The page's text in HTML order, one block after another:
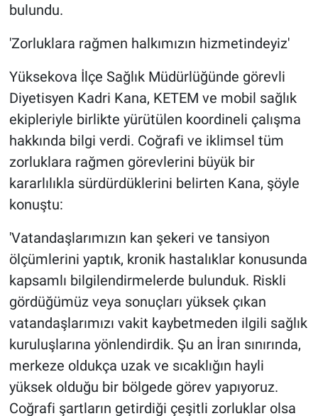
bulundu.
'Zorluklara rağmen halkımızın hizmetindeyiz'
Yüksekova İlçe Sağlık Müdürlüğünde görevli
Diyetisyen Kadri Kana, KETEM ve mobil sağlık
ekipleriyle birlikte yürütülen koordineli çalışma
hakkında bilgi verdi. Coğrafi ve iklimsel tüm
zorluklara rağmen görevlerini büyük bir
kararlılıkla sürdürdüklerini belirten Kana, şöyle
konuştu:
'Vatandaşlarımızın kan şekeri ve tansiyon
ölçümlerini yaptık, kronik hastalıklar konusunda
kapsamlı bilgilendirmelerde bulunduk. Riskli
gördüğümüz veya sonuçları yüksek çıkan
vatandaşlarımızı vakit kaybetmeden ilgili sağlık
kuruluşlarına yönlendirdik. Şu an İran sınırında,
merkeze oldukça uzak ve sıcaklığın hayli
yüksek olduğu bir bölgede görev yapıyoruz.
Coğrafi şartların getirdiği çeşitli zorluklar olsa